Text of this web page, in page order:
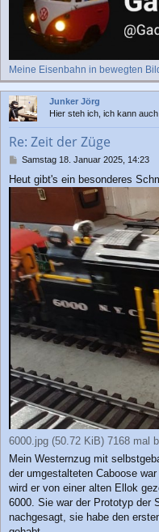
Meine Eisenbahn in bewegten
Junker Jörg
Hier steh ich, ich kann
Re: Zeit der Züge
B
i
a
g
Samstag 18. Januar 2025, 14:23
Heut gibt's ein besonderes
6000.jpg (50.72 KiB) 7168 mal
Mein Westernzug mit
der umgestalteten Caboose
wird er von einer alten Ellok
6000. Sie war der Prototyp der
nachgesagt, sie habe den